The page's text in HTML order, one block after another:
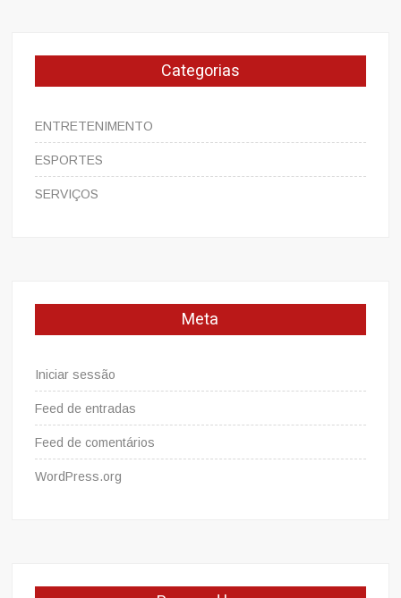
Categorias
ENTRETENIMENTO
ESPORTES
SERVIÇOS
Meta
Iniciar sessão
Feed de entradas
Feed de comentários
WordPress.org